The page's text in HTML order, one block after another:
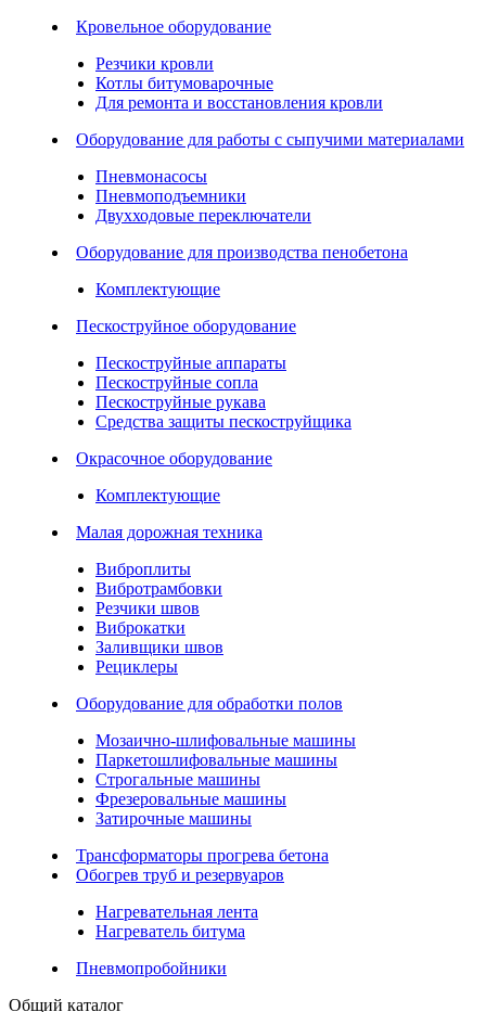
Кровельное оборудование
Резчики кровли
Котлы битумоварочные
Для ремонта и восстановления кровли
Оборудование для работы с сыпучими материалами
Пневмонасосы
Пневмоподъемники
Двухходовые переключатели
Оборудование для производства пенобетона
Комплектующие
Пескоструйное оборудование
Пескоструйные аппараты
Пескоструйные сопла
Пескоструйные рукава
Средства защиты пескоструйщика
Окрасочное оборудование
Комплектующие
Малая дорожная техника
Виброплиты
Вибротрамбовки
Резчики швов
Виброкатки
Заливщики швов
Рециклеры
Оборудование для обработки полов
Мозаично-шлифовальные машины
Паркетошлифовальные машины
Строгальные машины
Фрезеровальные машины
Затирочные машины
Трансформаторы прогрева бетона
Обогрев труб и резервуаров
Нагревательная лента
Нагреватель битума
Пневмопробойники
Общий каталог